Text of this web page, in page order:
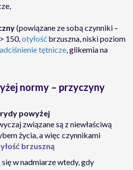
(powiązane ze sobą czynniki –
150,otyłość brzuszna, niski poziom
tętnicze, glikemia na
normy – przyczyny
powyżej
związane są z niewłaściwą
życia, a więc czynnikami
brzuszną
w nadmiarze wtedy, gdy